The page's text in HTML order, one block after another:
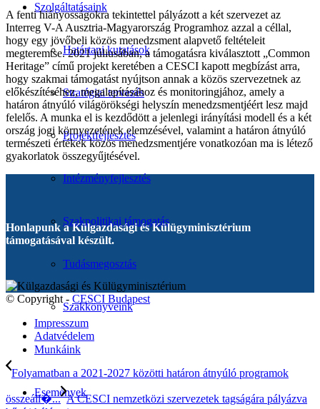
Szolgáltatásaink
Határtani kutatások
Stratégiai tervezés
Projektfejlesztés
Intézményfejlesztés
Szakpolitikai támogatás
Tudásmegosztás
Szakkönyveink
Munkáink
Események
A fenti hiányosságokra tekintettel pályázott a két szervezet az
Interreg V-A Ausztria-Magyarország Programhoz azzal a céllal,
hogy egy jövőbeli közös menedzsment alapvető feltételeit
megteremtse. 2021 júliusában, a támogatásra kiválasztott „Common
Heritage” című projekt keretében a CESCI kapott megbízást arra,
hogy szakmai támogatást nyújtson annak a közös szervezetnek az
előkészítéséhez, megalapításához és monitoringjához, amely a
határon átnyúló világörökségi helyszín menedzsmentjéért lesz majd
felelős. A munka el is kezdődött a jelenlegi irányítási modell és a két
ország jogi környezetének elemzésével, valamint a határon átnyúló
természeti értékek közös menedzsmentjére vonatkozóan ma is létező
gyakorlatok összegyűjtésével.
Honlapunk a Külgazdasági és Külügyminisztérium
támogatásával készült.
© Copyright - CESCI Budapest
Impresszum
Adatvédelem
Folyamatban a 2021-2027 közötti határon átnyúló programok
összeáll�... A CESCI nemzetközi szervezetek tagságára pályázva